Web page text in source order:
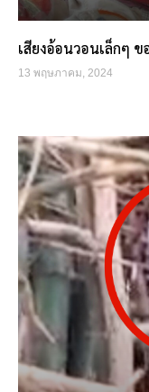
เสียงอ้อนวอนเล็กๆ
13 พฤษภาคม, 2024